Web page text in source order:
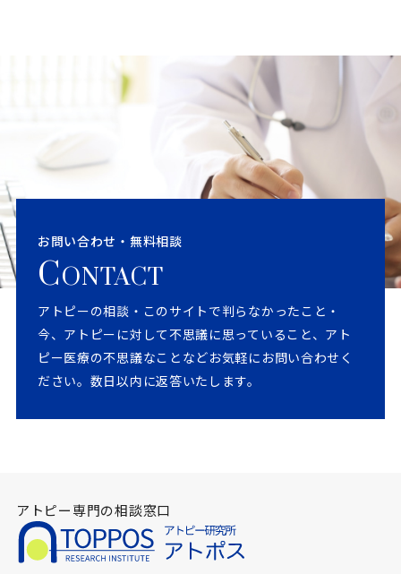
お問い合わせ・無料相談
CONTACT
アトピーの相談・このサイトで判らなかったこと・
今、アトピーに対して不思議に思っていること、アト
ピー医療の不思議なことなどお気軽にお問い合わせく
ださい。数日以内に返答いたします。
アトピー専門の相談窓口